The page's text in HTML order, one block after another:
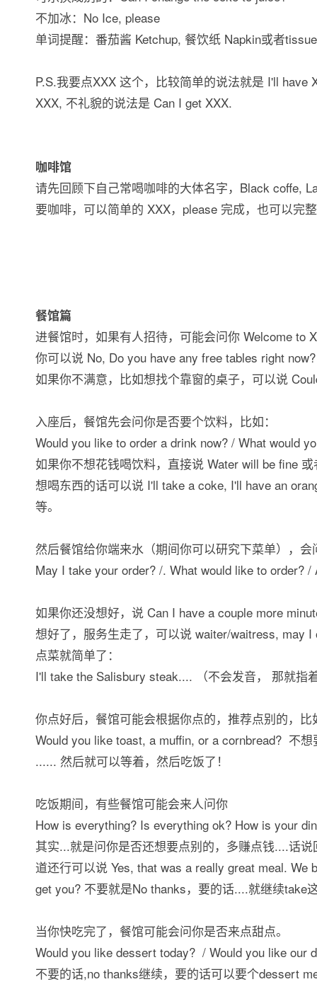
不加冰：No Ice, please
单词提醒：番茄酱 Ketchup, 餐饮纸 Napkin或者
P.S.我要点XXX 这个，比较简单的说法就是 I'll
XXX, 不礼貌的说法是 Can I get XXX.
咖啡馆
请先回顾下自己常喝咖啡的大体名字，Black coffe,
要咖啡，可以简单的 XXX，please 完成，也可以完
餐馆篇
进餐馆时，如果有人招待，可能会问你 Welcome to
你可以说 No, Do you have any free tables right
如果你不满意，比如想找个靠窗的桌子，可以说
入座后，餐馆先会问你是否要个饮料，比如：
Would you like to order a drink now? / What would
如果你不想花钱喝饮料，直接说 Water will be fine
想喝东西的话可以说 I'll take a coke, I'll have an
等。
然后餐馆给你端来水（期间你可以研究下菜单），
May I take your order? /. What would like to order?
如果你还没想好，说 Can I have a couple more
想好了，服务生走了，可以说 waiter/waitress, may I
点菜就简单了：
I'll take the Salisbury steak.... （不会发音， 那就
你点好后，餐馆可能会根据你点的，推荐点别的，比
Would you like toast, a muffin, or a cornbread? 不
...... 然后就可以等着，然后吃饭了！
吃饭期间，有些餐馆可能会来人问你
How is everything? Is everything ok? How is your
其实...就是问你是否还想要点别的，多赚点钱....话
道还行可以说 Yes, that was a really great meal.
get you? 不要就是No thanks，要的话....就继续take
当你快吃完了，餐馆可能会问你是否来点甜点。
Would you like dessert today? / Would you like our
不要的话,no thanks继续，要的话可以要个dessert